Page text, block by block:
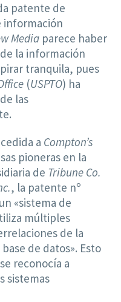
patente de
información
Media parece haber
la información
tranquila, pues
(USPTO) ha
las
a Compton’s
pioneras en la
de Tribune Co.
, la patente nº
«sistema de
múltiples
de la
de datos». Esto
reconocía a
sistemas